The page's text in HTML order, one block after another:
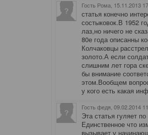
Гость Рома , 15.11.2013
статья конечно
состыковок.В 1952
лаз,но ничего не
80е года описанны
Колчаковцы
золото.А если
слишним лет гора
бы внимание
этом.Вообщем
у кого есть какая
Гость федя , 09.02.2014
Эта статья гуляет
Единственное что
вызывает у